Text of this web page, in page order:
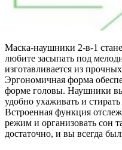
Маска-наушники 2-в-1
любите засыпать под
изготавливается из
Эргономичная форма
форме головы. Наушники
удобно ухаживать и
Встроенная функция
режим и организовать сон
достаточно, и вы всегда